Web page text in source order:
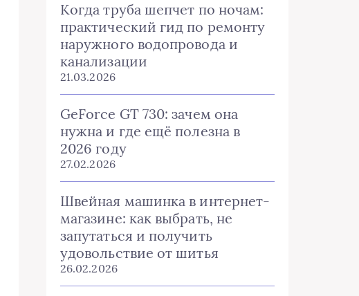
Когда труба шепчет по ночам:
практический гид по ремонту
наружного водопровода и
канализации
21.03.2026
GeForce GT 730: зачем она
нужна и где ещё полезна в
2026 году
27.02.2026
Швейная машинка в интернет-
магазине: как выбрать, не
запутаться и получить
удовольствие от шитья
26.02.2026